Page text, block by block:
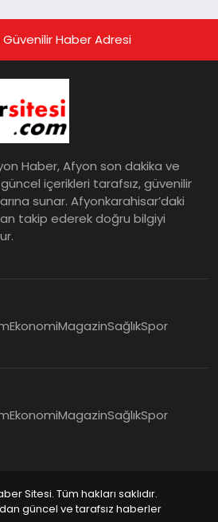
Güvenilir Haber Adresi
Haber, Afyon son dakika ve
içerikleri tarafsız, güvenilir
sunar. Afyonkarahisar’daki
takip ederek doğru bilgiyi
EkonomiMagazinSağlıkSpor
EkonomiMagazinSağlıkSpor
Sitesi. Tüm hakları saklıdır.
güncel ve tarafsız haberler